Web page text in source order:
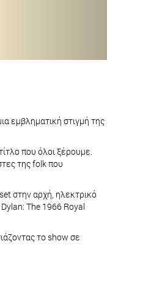
εμβληματική στιγμή της
που όλοι ξέρουμε.
της folk που
στην αρχή, ηλεκτρικό
The 1966 Royal
το show σε